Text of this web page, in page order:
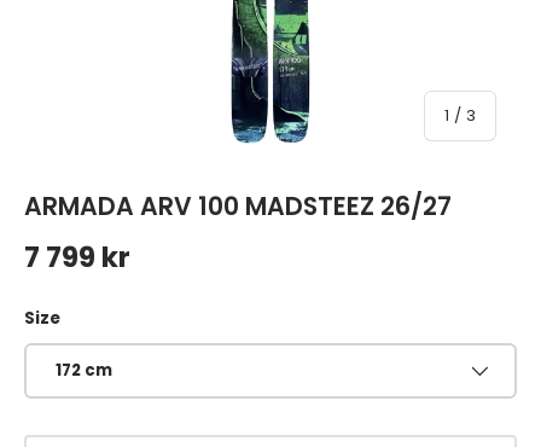
1 / av
3
ARMADA ARV 100 MADSTEEZ 26/27
Ordinarie pris
7 799 kr
Size
172 cm